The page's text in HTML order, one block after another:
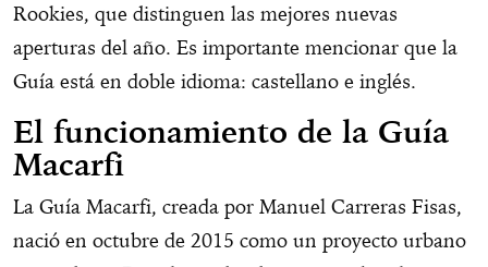
Rookies, que distinguen las mejores nuevas
aperturas del año. Es importante mencionar que la
Guía está en doble idioma: castellano e inglés.
El funcionamiento de la Guía
Macarfi
La Guía Macarfi, creada por Manuel Carreras Fisas,
nació en octubre de 2015 como un proyecto urbano